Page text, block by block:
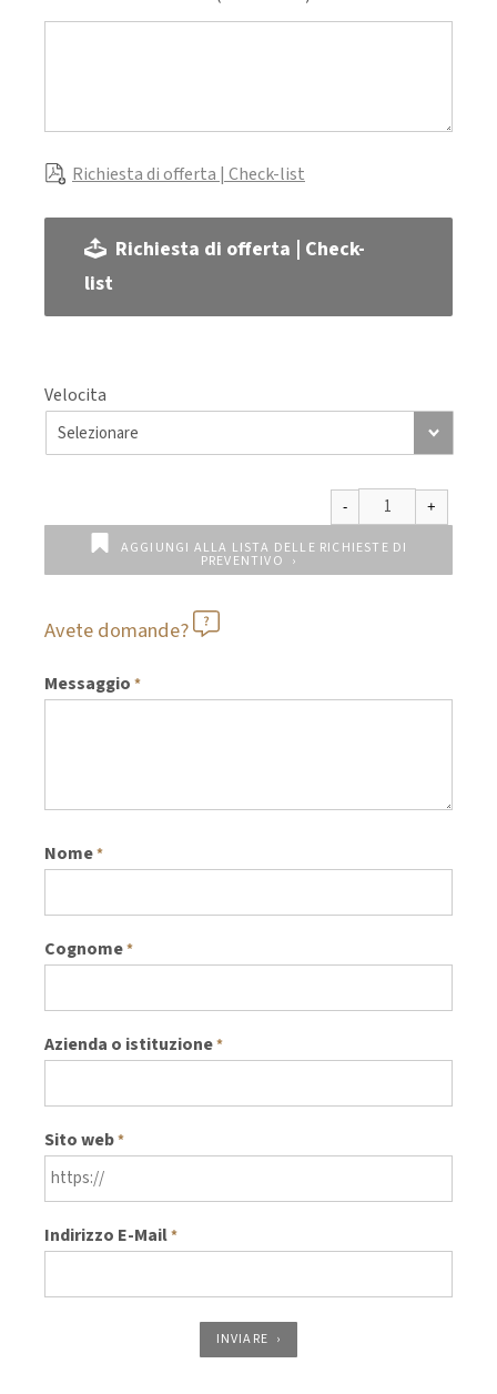
Richiesta di offerta | Check-list
Richiesta di offerta | Check-
list
Velocita
AGGIUNGI ALLA LISTA DELLE RICHIESTE DI
PREVENTIVO
Avete domande?
Messaggio *
Nome*
Cognome*
Azienda o istituzione*
Sito web*
Indirizzo E-Mail*
INVIARE